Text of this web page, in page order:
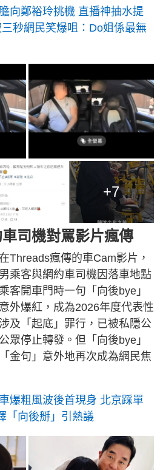
向鄭裕玲挑機 直播神抽水提
三秒網民笑爆咀：Do姐係最無
+7
司機對罵影片瘋傳
Threads瘋傳的車Cam影片，
乘客與網約車司機因落車地點
客開車門時一句「向後bye」
外爆紅，成為2026年度代表性
及「起底」罪行，已被私隱公
眾停止轉發。但「向後bye」
金句」意外地再次成為網民焦
爆粗風波後首現身 北京踩單
「向後掰」引熱議